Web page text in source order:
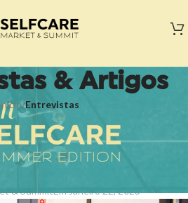
& Artigos
/Entrevistas
ENTREVISTAS
ao fundador da
& SummitEm Janeiro 22, 2023